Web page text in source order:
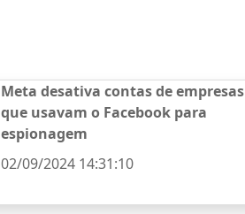
Meta desativa contas de empresas
que usavam o Facebook para
espionagem
02/09/2024 14:31:10